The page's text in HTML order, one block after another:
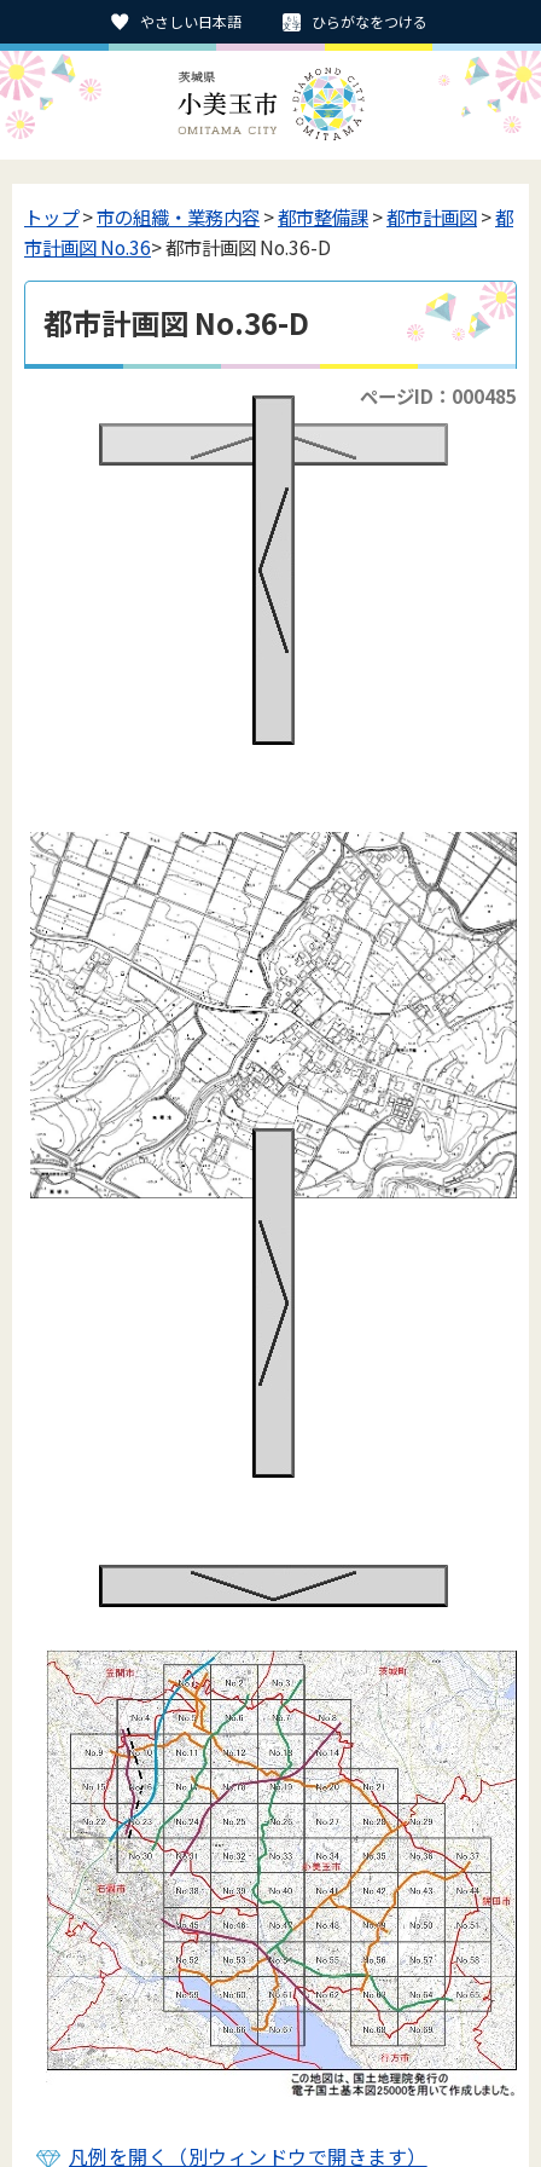
やさしい日本語 ひらがなをつける
トップ>市の組織・業務内容>都市整備課>都市計画図>都
市計画図 No.36> 都市計画図 No.36-D
都市計画図 No.36-D
ページID：000485
凡例を開く（別ウィンドウで開きます）